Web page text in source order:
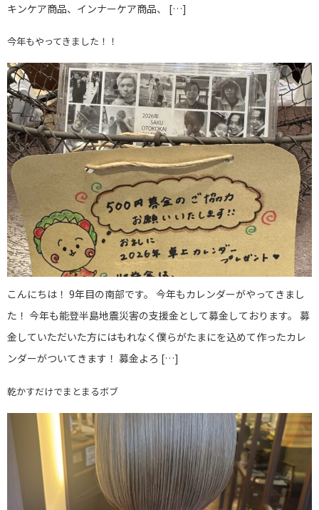
キンケア商品、インナーケア商品、 […]
今年もやってきました！！
こんにちは！ 9年目の南部です。 今年もカレンダーがやってきまし
た！ 今年も能登半島地震災害の支援金として募金しております。 募
金していただいた方にはもれなく僕らがたまにを込めて作ったカレ
ンダーがついてきます！ 募金よろ […]
乾かすだけでまとまるボブ